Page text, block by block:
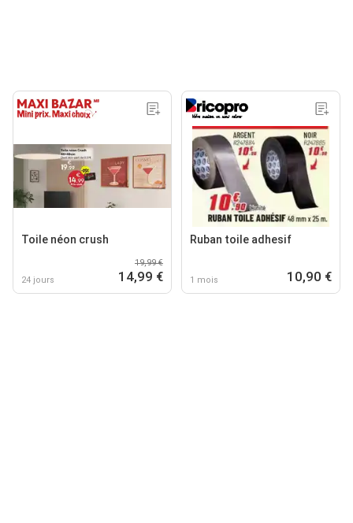
Toile néon crush
24 jours
19,99 €
14,99 €
Ruban toile adhesif
1 mois 10,90 €